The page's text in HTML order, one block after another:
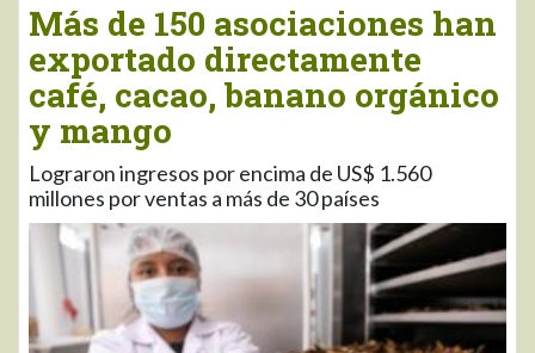
Más de 150 asociaciones han
exportado directamente
café, cacao, banano orgánico
y mango
Lograron ingresos por encima de US$ 1.560
millones por ventas a más de 30 países